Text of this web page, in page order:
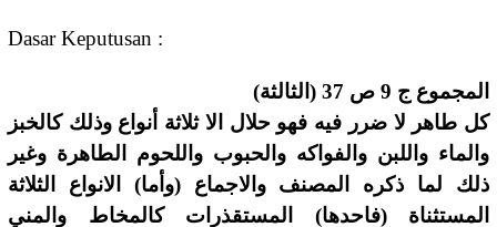
Dasar Keputusan :
المجموع ج 9 ص 37 (الثالثة)
كل طاهر لا ضرر فيه فهو حلال الا ثلاثة أنواع وذلك كالخبز
والماء واللبن والفواكه والحبوب واللحوم الطاهرة وغير
ذلك لما ذكره المصنف والاجماع (وأما) الانواع الثلاثة
المستثناة (فاحدها) المستقذرات كالمخاط والمني